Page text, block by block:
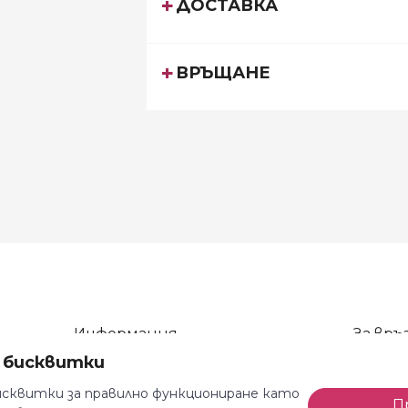
ДОСТАВКА
ВРЪЩАНЕ
Информация
Общи условия
Декларация за поверителност
За
тел:
бисквитки
за правилно функциониране като